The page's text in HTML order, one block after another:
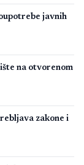
javnih
na otvorenom
zakone i